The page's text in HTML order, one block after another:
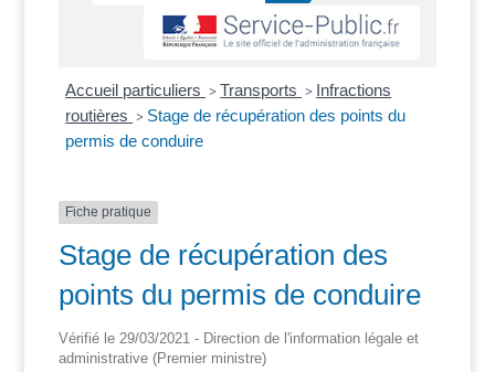
Accueil particuliers > Transports > Infractions
routières > Stage de récupération des points du
permis de conduire
Fiche pratique
Stage de récupération des
points du permis de conduire
Vérifié le 29/03/2021 - Direction de l'information légale et
administrative (Premier ministre)